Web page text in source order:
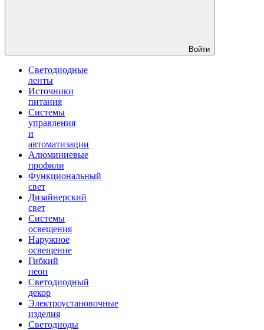
Войти
Светодиодные
ленты
Источники
питания
Системы
управления
и
автоматизации
Алюминиевые
профили
Функциональный
свет
Дизайнерский
свет
Системы
освещения
Наружное
освещение
Гибкий
неон
Светодиодный
декор
Электроустановочные
изделия
Светодиоды